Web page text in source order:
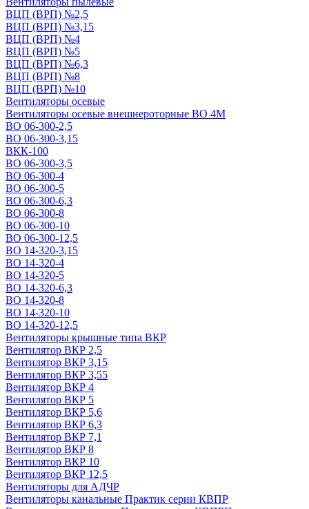
ВЦП (ВРП) №2,5
ВЦП (ВРП) №3,15
ВЦП (ВРП) №4
ВЦП (ВРП) №5
ВЦП (ВРП) №6,3
ВЦП (ВРП) №8
ВЦП (ВРП) №10
Вентиляторы осевые
Вентиляторы осевые внешнероторные ВО 4М
ВО 06-300-2,5
ВО 06-300-3,15
ВКК-100
ВО 06-300-3,5
ВО 06-300-4
ВО 06-300-5
ВО 06-300-6,3
ВО 06-300-8
ВО 06-300-10
ВО 06-300-12,5
ВО 14-320-3,15
ВО 14-320-4
ВО 14-320-5
ВО 14-320-6,3
ВО 14-320-8
ВО 14-320-10
ВО 14-320-12,5
Вентиляторы крышные типа ВКР
Вентилятор ВКР 2,5
Вентилятор ВКР 3,15
Вентилятор ВКР 3,55
Вентилятор ВКР 4
Вентилятор ВКР 5
Вентилятор ВКР 5,6
Вентилятор ВКР 6,3
Вентилятор ВКР 7,1
Вентилятор ВКР 8
Вентилятор ВКР 10
Вентилятор ВКР 12,5
Вентиляторы для АДЧР
Вентиляторы канальные Практик серии КВПР